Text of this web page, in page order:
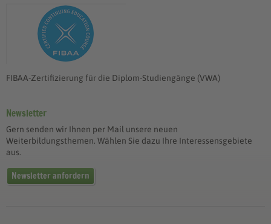
FIBAA-Zertifizierung für die Diplom-Studiengänge (VWA)
Newsletter
Gern senden wir Ihnen per Mail unsere neuen
Weiterbildungsthemen. Wählen Sie dazu Ihre Interessensgebiete
aus.
Newsletter anfordern